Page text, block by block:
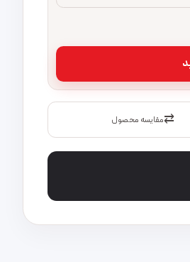
⇄مقایسه محصول